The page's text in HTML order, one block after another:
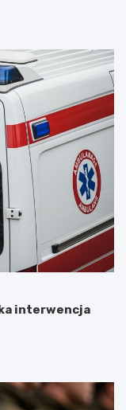
interwencja